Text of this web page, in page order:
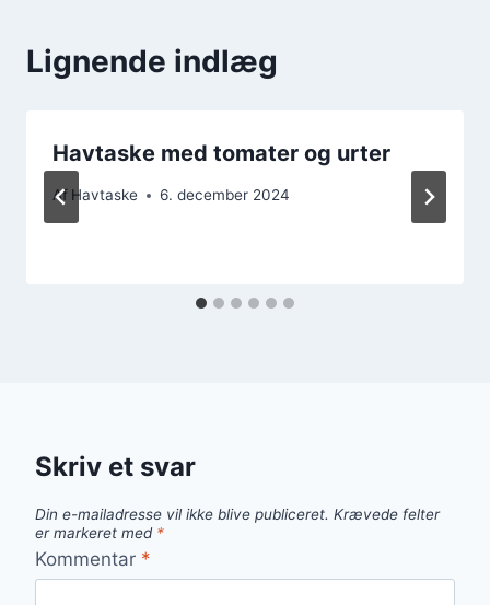
Lignende indlæg
Havtaske med tomater og urter
Af Havtaske 6. december 2024
Skriv et svar
Din e-mailadresse vil ikke blive publiceret. Krævede felter
er markeret med *
Kommentar *